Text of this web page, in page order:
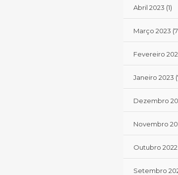
Abril 2023 (1)
Março 2023
Fevereiro
Janeiro 2023
Dezembro
Novembro
Outubro 2022
Setembro